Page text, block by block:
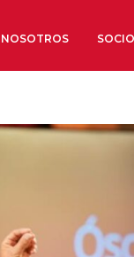
NOSOTROS